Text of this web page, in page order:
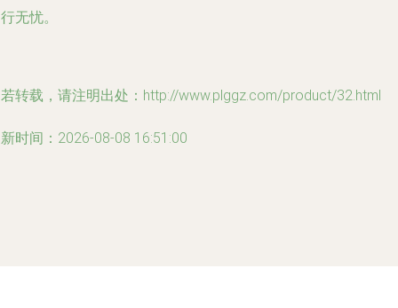
无忧。
转载，请注明出处：http://www.plggz.com/product/32.html
时间：2026-08-08 16:51:00